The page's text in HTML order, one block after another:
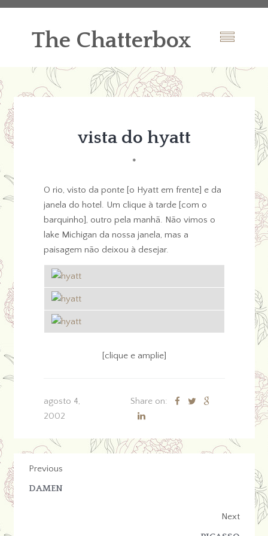
The Chatterbox
vista do hyatt
*
O rio, visto da ponte [o Hyatt em frente] e da
janela do hotel. Um clique à tarde [com o
barquinho], outro pela manhã. Não vimos o
lake Michigan da nossa janela, mas a
paisagem não deixou à desejar.
[clique e amplie]
agosto 4,
2002
Share on:
Previous
DAMEN
Next